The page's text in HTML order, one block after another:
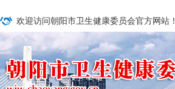
欢迎访问朝阳市卫生健康委员会官方网站！